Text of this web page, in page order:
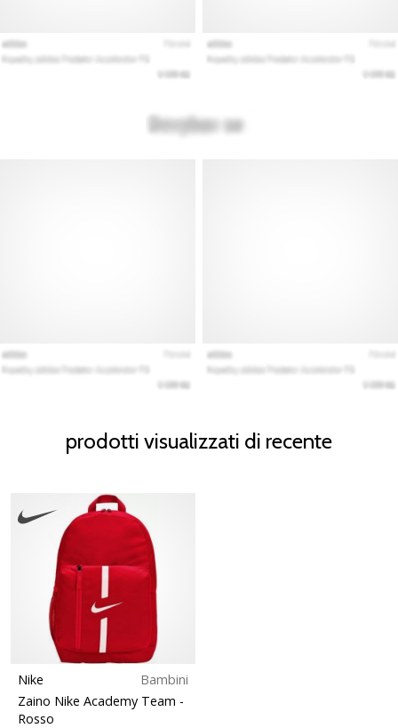
prodotti visualizzati di recente
Nike
Bambini
Zaino Nike Academy Team -
Rosso